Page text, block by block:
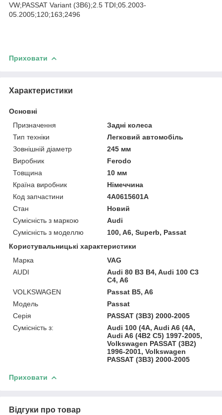
VW;PASSAT Variant (3B6);2.5 TDI;05.2003-
05.2005;120;163;2496
Приховати
Характеристики
Основні
Призначення
Задні колеса
Тип техніки
Легковий автомобіль
Зовнішній діаметр
245 мм
Виробник
Ferodo
Товщина
10 мм
Країна виробник
Німеччина
Код запчастини
4A0615601A
Стан
Новий
Сумісність з маркою
Audi
Сумісність з моделлю
100, A6, Superb, Passat
Користувальницькі характеристики
Марка
VAG
AUDI
Audi 80 B3 B4, Audi 100 C3
C4, A6
VOLKSWAGEN
Passat B5, A6
Модель
Passat
Серія
PASSAT (3B3) 2000-2005
Сумісність з:
Audi 100 (4A, Audi A6 (4A,
Audi A6 (4B2 C5) 1997-2005,
Volkswagen PASSAT (3B2)
1996-2001, Volkswagen
PASSAT (3B3) 2000-2005
Приховати
Відгуки про товар